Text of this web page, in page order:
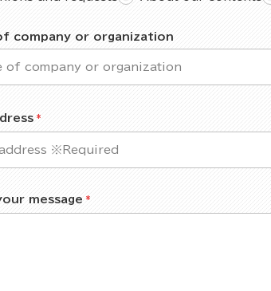
company or organization
message